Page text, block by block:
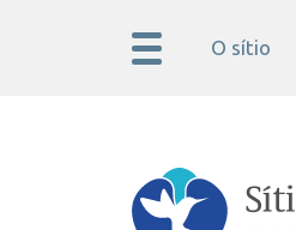
O sítio